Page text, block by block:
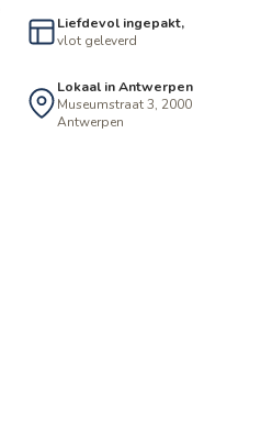
Liefdevol ingepakt,
vlot geleverd
Lokaal in Antwerpen
Museumstraat 3, 2000
Antwerpen